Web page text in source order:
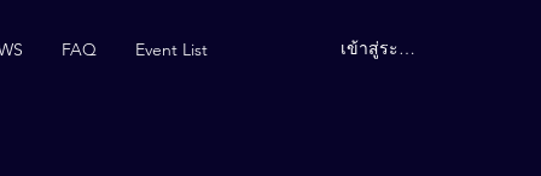
FAQ Event List เข้าสู่ระบบ